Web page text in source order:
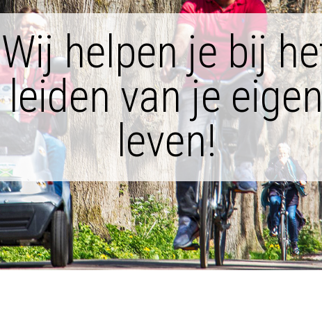
Wij helpen je bij
leiden van je
leven!